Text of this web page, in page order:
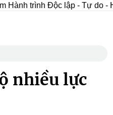
trình Độc lập - Tự do - Hạnh
nhiều lực